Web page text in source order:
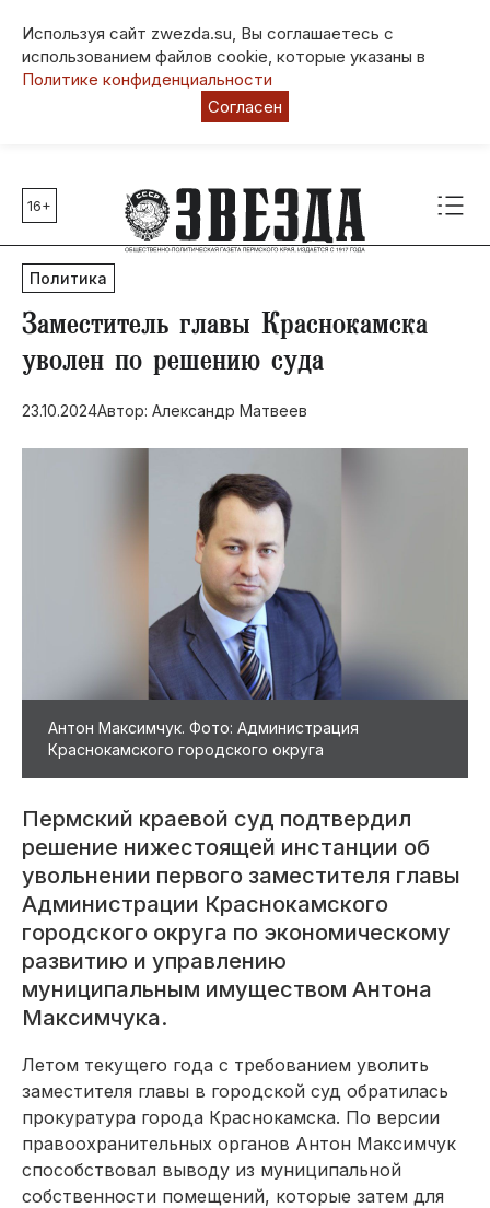
Используя сайт zwezda.su, Вы соглашаетесь с
использованием файлов cookie, которые указаны в
Политике конфиденциальности
Согласен
Главные темы
80 лет Победы
Молодежная столица РФ
СВО
Социальная поддержка
Инфраструктура
Благоустройство
16+
Политика
Заместитель главы Краснокамска
уволен по решению суда
23.10.2024Автор: Александр Матвеев
Антон Максимчук. Фото: Администрация
Краснокамского городского округа
Пермский краевой суд подтвердил
решение нижестоящей инстанции об
увольнении первого заместителя главы
Администрации Краснокамского
городского округа по экономическому
развитию и управлению
муниципальным имуществом Антона
Максимчука.
Летом текущего года с требованием уволить
заместителя главы в городской суд обратилась
прокуратура города Краснокамска. По версии
правоохранительных органов Антон Максимчук
способствовал выводу из муниципальной
собственности помещений, которые затем для